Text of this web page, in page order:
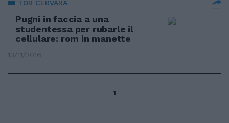
TOR CERVARA
Pugni in faccia a una
studentessa per rubarle il
cellulare: rom in manette
13/11/2016
1